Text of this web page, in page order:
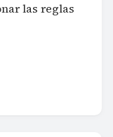
las reglas